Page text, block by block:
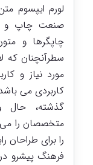
لورم ایپسوم
صنعت چاپ و
چاپگرها و
سطرآنچنان که
مورد نیاز و
کاربردی می
گذشته، حال
متخصصان را می
را برای
فرهنگ پیشرو